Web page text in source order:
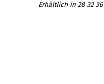
Erhältlich in 28 32 36